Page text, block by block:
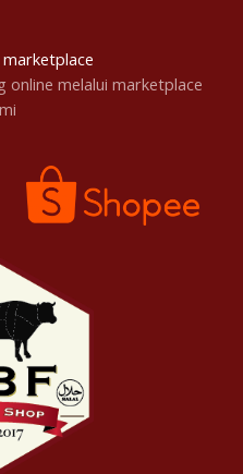
online melalui marketplace